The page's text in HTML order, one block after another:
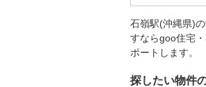
石嶺駅(沖縄県)
すならgoo住宅
ポートします。
探したい物件